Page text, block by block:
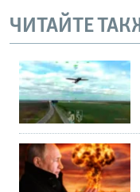
ЧИТАЙТЕ